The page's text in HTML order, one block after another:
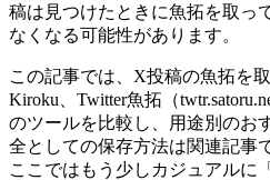
稿は見つけたときに魚拓を取っ
なくなる可能性があります。
この記事では、X投稿の魚拓を
Kiroku、Twitter魚拓（
のツールを比較し、用途別のお
全としての保存方法は関連記事
ここではもう少しカジュアルに